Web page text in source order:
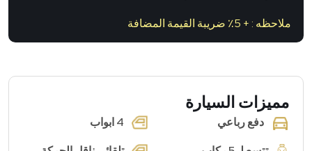
ملاحظه : + 5٪ ضريبة القيمة المضافة
مميزات السيارة
دفع رباعي
4 ابواب